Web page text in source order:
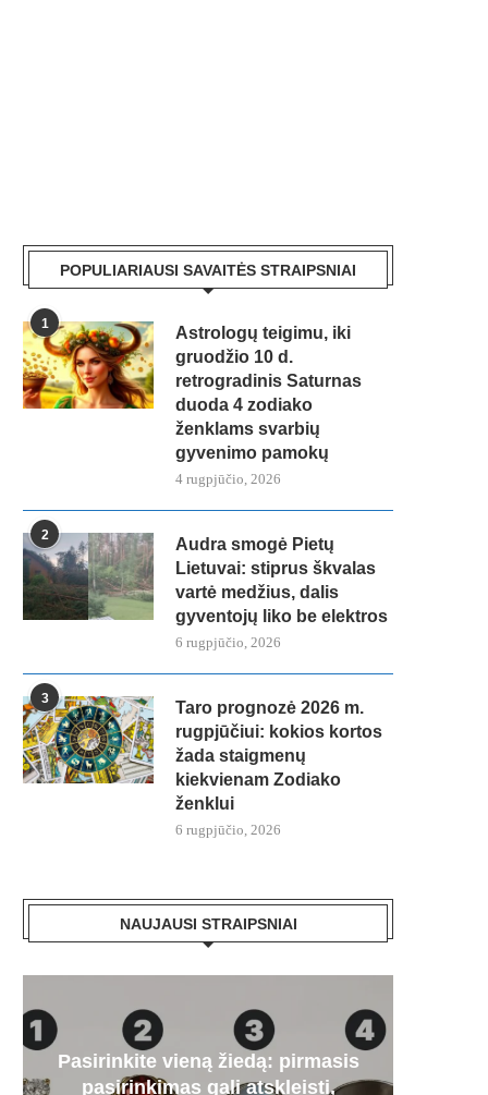
POPULIARIAUSI SAVAITĖS STRAIPSNIAI
1
Astrologų teigimu, iki
gruodžio 10 d.
retrogradinis Saturnas
duoda 4 zodiako
ženklams svarbių
gyvenimo pamokų
4 rugpjūčio, 2026
2
Audra smogė Pietų
Lietuvai: stiprus škvalas
vartė medžius, dalis
gyventojų liko be elektros
6 rugpjūčio, 2026
3
Taro prognozė 2026 m.
rugpjūčiui: kokios kortos
žada staigmenų
kiekvienam Zodiako
ženklui
6 rugpjūčio, 2026
NAUJAUSI STRAIPSNIAI
Pasirinkite vieną žiedą: pirmasis
pasirinkimas gali atskleisti,